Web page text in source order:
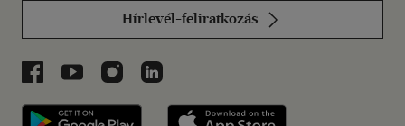
Hírlevél-feliratkozás
Libri a Facebookon
Libri a Youtube-on
Libri az Instagramon
Libri a LinkedInen
Libri applikáció Szerezd meg: Google